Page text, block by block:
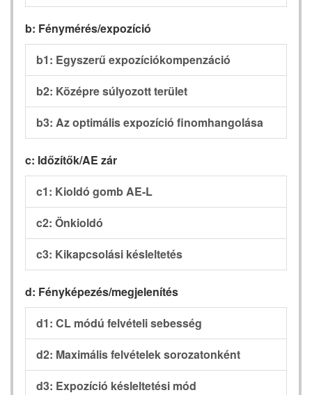
b: Fénymérés/expozíció
b1: Egyszerű expozíciókompenzáció
b2: Középre súlyozott terület
b3: Az optimális expozíció finomhangolása
c: Időzítők/AE zár
c1: Kioldó gomb AE-L
c2: Önkioldó
c3: Kikapcsolási késleltetés
d: Fényképezés/megjelenítés
d1: CL módú felvételi sebesség
d2: Maximális felvételek sorozatonként
d3: Expozíció késleltetési mód